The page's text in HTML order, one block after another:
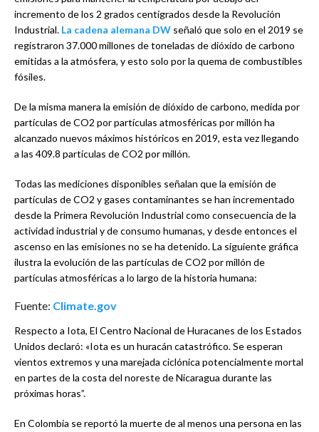
incremento de los 2 grados centígrados desde la Revolución
Industrial. La cadena alemana DWseñaló que solo en el 2019 se
registraron 37.000 millones de toneladas de dióxido de carbono
emitidas a la atmósfera, y esto solo por la quema de combustibles
fósiles.
De la misma manera la emisión de dióxido de carbono, medida por
partículas de CO2 por partículas atmosféricas por millón ha
alcanzado nuevos máximos históricos en 2019, esta vez llegando
a las 409.8 partículas de CO2 por millón.
Todas las mediciones disponibles señalan que la emisión de
partículas de CO2 y gases contaminantes se han incrementado
desde la Primera Revolución Industrial como consecuencia de la
actividad industrial y de consumo humanas, y desde entonces el
ascenso en las emisiones no se ha detenido. La siguiente gráfica
ilustra la evolución de las partículas de CO2 por millón de
partículas atmosféricas a lo largo de la historia humana:
Fuente: Climate.gov
Respecto a Iota, El Centro Nacional de Huracanes de los Estados
Unidos declaró: «Iota es un huracán catastrófico. Se esperan
vientos extremos y una marejada ciclónica potencialmente mortal
en partes de la costa del noreste de Nicaragua durante las
próximas horas”.
En Colombia se reportó la muerte de al menos una persona en las